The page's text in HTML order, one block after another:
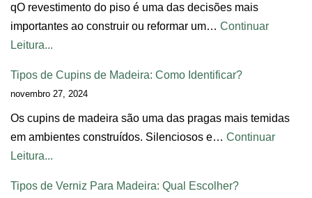
qO revestimento do piso é uma das decisões mais
importantes ao construir ou reformar um… Continuar
Leitura...
Tipos de Cupins de Madeira: Como Identificar?
novembro 27, 2024
Os cupins de madeira são uma das pragas mais temidas
em ambientes construídos. Silenciosos e… Continuar
Leitura...
Tipos de Verniz Para Madeira: Qual Escolher?